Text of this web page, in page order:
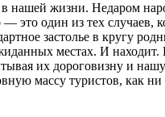
нашей жизни. Недаром
это один из тех случаев,
застолье в кругу
местах. И
их дороговизну и
массу туристов, как